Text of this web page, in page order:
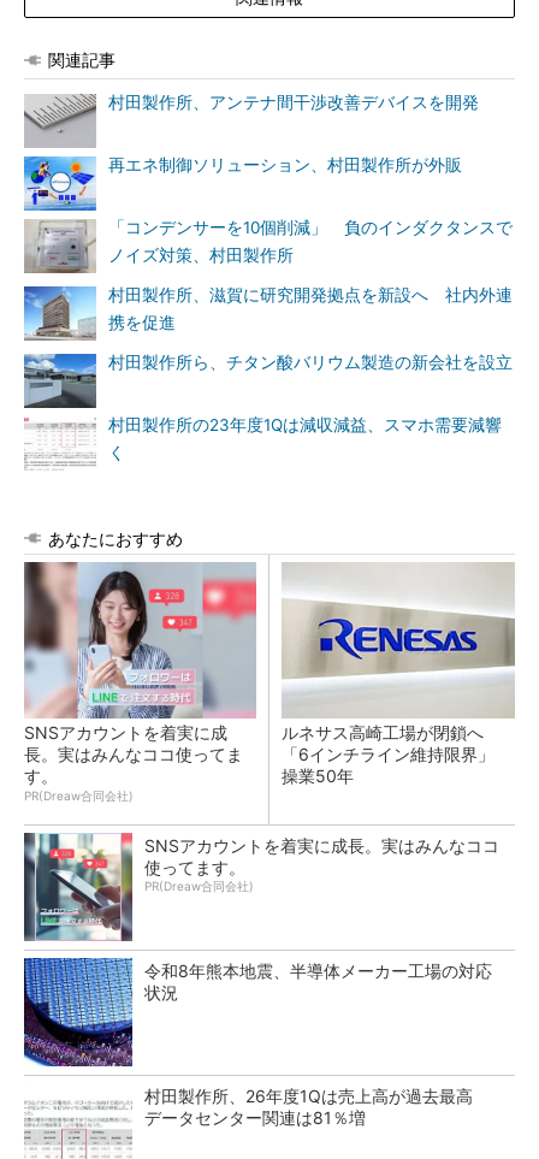
関連記事
村田製作所、アンテナ間干渉改善デバイスを開発
再エネ制御ソリューション、村田製作所が外販
「コンデンサーを10個削減」 負のインダクタンスで
ノイズ対策、村田製作所
村田製作所、滋賀に研究開発拠点を新設へ 社内外連
携を促進
村田製作所ら、チタン酸バリウム製造の新会社を設立
村田製作所の23年度1Qは減収減益、スマホ需要減響
く
あなたにおすすめ
SNSアカウントを着実に成
長。実はみんなココ使ってま
す。
PR(Dreaw合同会社)
ルネサス高崎工場が閉鎖へ
「6インチライン維持限界」
操業50年
SNSアカウントを着実に成長。実はみんなココ
使ってます。
PR(Dreaw合同会社)
令和8年熊本地震、半導体メーカー工場の対応
状況
村田製作所、26年度1Qは売上高が過去最高
データセンター関連は81％増